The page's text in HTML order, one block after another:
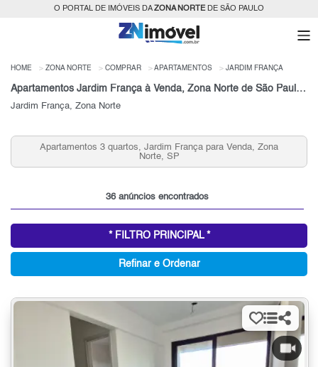
O PORTAL DE IMÓVEIS DAZONA NORTEDE SÃO PAULO
HOME ZONA NORTE COMPRAR APARTAMENTOS JARDIM FRANÇA
Apartamentos Jardim França à Venda, Zona Norte de São Paulo, SP
Jardim França, Zona Norte
Apartamentos 2 quartos, Jardim França para Venda, Zona
Norte, SP
36 anúncios encontrados
* FILTRO PRINCIPAL *
Refinar e Ordenar